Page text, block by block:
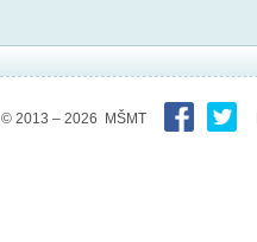
© 2013 – 2026 MŠMT